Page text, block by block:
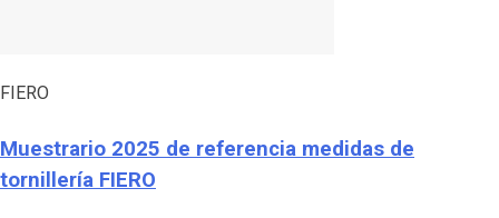
FIERO
Muestrario 2025 de referencia medidas de
tornillería FIERO